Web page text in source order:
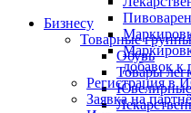
добавок к
Регистрация
Заявка на
Бизнесу
Товарные группы
Обувь
Товары
Ювелирные